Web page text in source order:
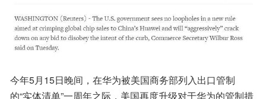
今年5月15日晚间，在华为被美国商务部列入出口管制
的“实体清单”一周年之际，美国再度升级对于华为的管制措